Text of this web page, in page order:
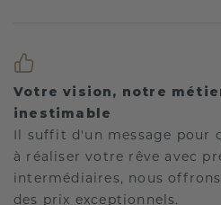
Votre vision, notre
inestimable
Il suffit d'un message pour
à réaliser votre rêve avec
intermédiaires, nous
des prix exceptionnels.